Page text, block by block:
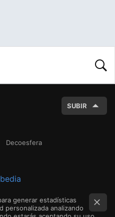
SUBIR
Decoesfera
generar estadísticas
personalizada analizando